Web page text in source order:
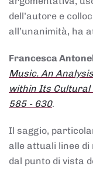
dell’autore e
all’unanimità, ha
Francesca
Music. An
within Its Cultural
585 - 630.
Il saggio,
alle attuali linee
dal punto di vista